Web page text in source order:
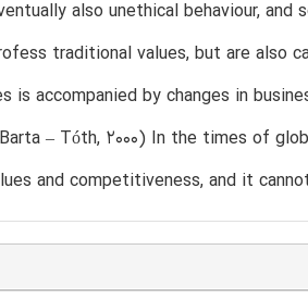
also unethical behaviour, and
traditional values, but are also
is accompanied by changes in
– Tóth, 2000) In the times of
and competitiveness, and it